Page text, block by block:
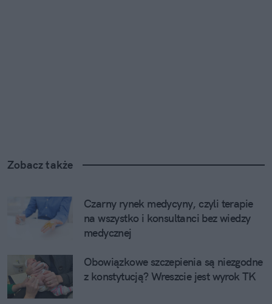
Zobacz także
Czarny rynek medycyny, czyli terapie
na wszystko i konsultanci bez wiedzy
medycznej
Obowiązkowe szczepienia są niezgodne
z konstytucją? Wreszcie jest wyrok TK